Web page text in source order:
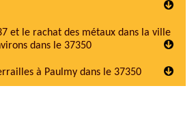
et le rachat des métaux dans la ville
dans le 37350
à Paulmy dans le 37350